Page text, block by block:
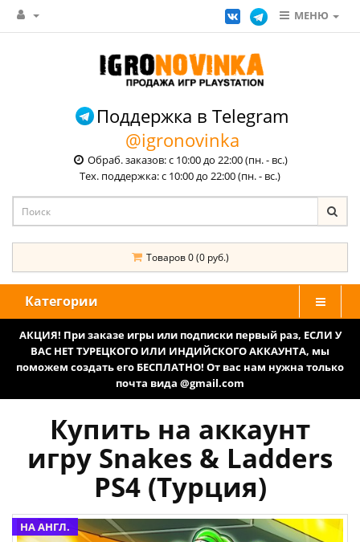
МЕНЮ
Поддержка в Telegram
@igronovinka
Обраб. заказов: с 10:00 до 22:00 (пн. - вс.)
Тех. поддержка: с 10:00 до 22:00 (пн. - вс.)
Товаров 0 (0 руб.)
Категории
АКЦИЯ! При заказе игры или подписки первый раз, ЕСЛИ У
ВАС НЕТ ТУРЕЦКОГО ИЛИ ИНДИЙСКОГО АККАУНТА, мы
поможем создать его БЕСПЛАТНО! От вас нам нужна только
почта вида @gmail.com
Купить на аккаунт
игру Snakes & Ladders
PS4 (Турция)
НА АНГЛ.